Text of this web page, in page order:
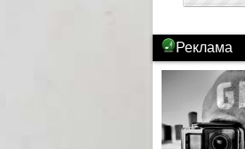
Реклама